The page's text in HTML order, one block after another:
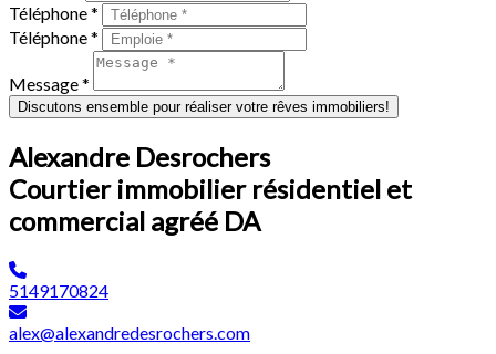
Téléphone *
Téléphone *
Message *
Discutons ensemble pour réaliser votre rêves immobiliers!
Alexandre Desrochers
Courtier immobilier résidentiel et
commercial agréé DA
5149170824
alex@alexandredesrochers.com